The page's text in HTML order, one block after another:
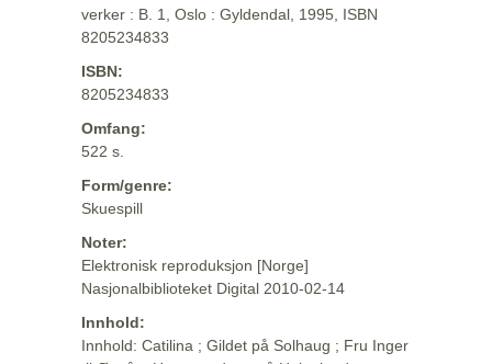
verker : B. 1, Oslo : Gyldendal, 1995, ISBN
8205234833
ISBN:
8205234833
Omfang:
522 s.
Form/genre:
Skuespill
Noter:
Elektronisk reproduksjon [Norge]
Nasjonalbiblioteket Digital 2010-02-14
Innhold:
Innhold: Catilina ; Gildet på Solhaug ; Fru Inger